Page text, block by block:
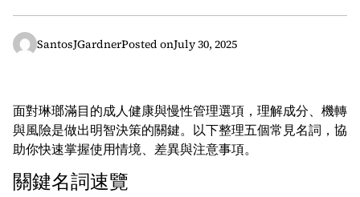
SantosJGardnerPosted onJuly 30, 2025
面對琳瑯滿目的成人健康與慢性管理選項，理解成分、機轉
與風險是做出明智決策的關鍵。以下整理五個常見名詞，協
助你快速掌握使用情境、差異與注意事項。
關鍵名詞速覽